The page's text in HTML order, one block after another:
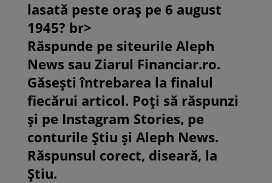
lasată peste oraș pe 6 august
1945? br>
Răspunde pe siteurile Aleph
News sau Ziarul Financiar.ro.
Găsești întrebarea la finalul
fiecărui articol. Poți să răspunzi
și pe Instagram Stories, pe
conturile Știu și Aleph News.
Răspunsul corect, diseară, la
Știu.